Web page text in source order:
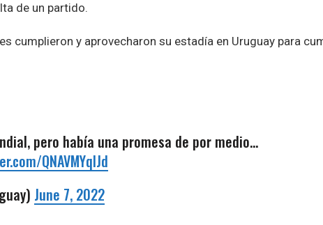
de un partido.
cumplieron y aprovecharon su estadía en Uruguay para
pero había una promesa de por medio…
QNAVMYqIJd
June 7, 2022